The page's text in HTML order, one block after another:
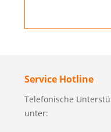
Service Hotline
Telefonische
unter: